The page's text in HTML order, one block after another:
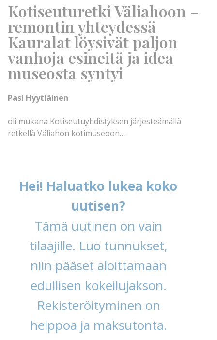
Kotiseuturetki Väliahoon –
remontin yhteydessä
Kauralat löysivät paljon
vanhoja esineitä ja idea
museosta syntyi
Pasi Hyytiäinen
oli mukana Kotiseutuyhdistyksen järjesteämällä
retkellä Väliahon kotimuseoon…
Hei! Haluatko lukea koko
uutisen?
Tämä uutinen on vain
tilaajille. Luo tunnukset,
niin pääset aloittamaan
edullisen kokeilujakson.
Rekisteröityminen on
helppoa ja maksutonta.